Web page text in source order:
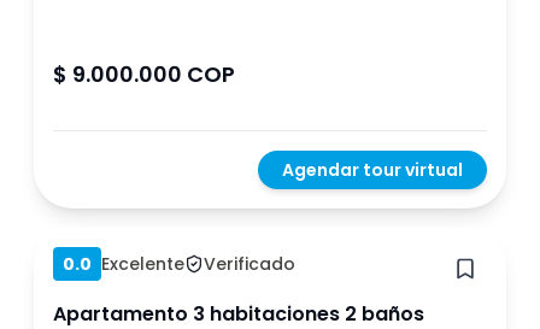
$ 9.000.000 COP
Agendar tour virtual
Hace 4 meses
0.0 Excelente Verificado
Apartamento 3 habitaciones 2 baños